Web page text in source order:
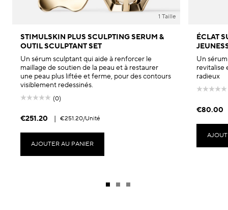
1 Taille
STIMULSKIN PLUS SCULPTING SERUM &
OUTIL SCULPTANT SET
Un sérum sculptant qui aide à renforcer le
maillage de soutien de la peau et à restaurer
une peau plus liftée et ferme, pour des contours
visiblement redessinés.
(0)
€251.20 | €251.20/Unité
AJOUTER AU PANIER
ÉCLAT
Un
revitalise
radieux
€80.00